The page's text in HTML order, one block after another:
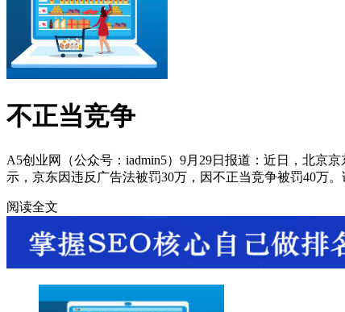
不正当竞争
A5创业网（公众号：iadmin5）9月29日报道：近日，北京
示，京东因违反广告法被罚30万，因不正当竞争被罚40万
阅读全文